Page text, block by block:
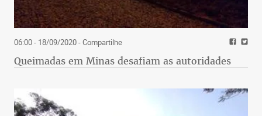
06:00 - 18/09/2020- Compartilhe
Queimadas em Minas desafiam as autoridades